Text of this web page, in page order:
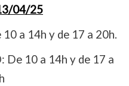
04/25
a 14h y de 17 a 20h.
De 10 a 14h y de 17 a